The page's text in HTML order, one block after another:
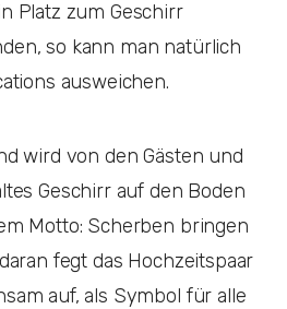
Platz zum Geschirr
so kann man natürlich
ausweichen.
wird von den Gästen und
Geschirr auf den Boden
Motto: Scherben bringen
fegt das Hochzeitspaar
auf, als Symbol für alle